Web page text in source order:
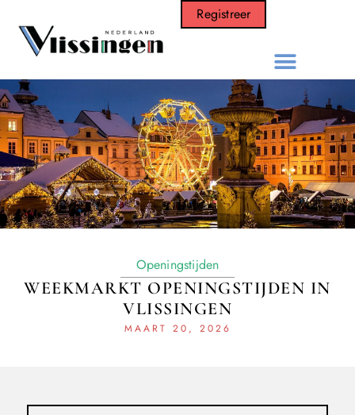
Registreer
Openingstijden
WEEKMARKT OPENINGSTIJDEN IN
VLISSINGEN
MAART 20, 2026